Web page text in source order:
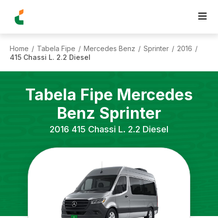
Home / Tabela Fipe / Mercedes Benz / Sprinter / 2016 /
415 Chassi L. 2.2 Diesel
Tabela Fipe Mercedes
Benz Sprinter
2016 415 Chassi L. 2.2 Diesel